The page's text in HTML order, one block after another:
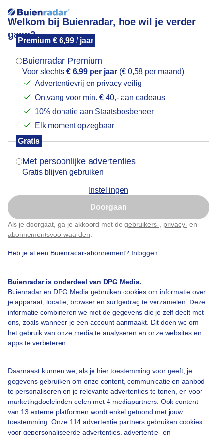
Welkom bij Buienradar, hoe wil je verder
gaan?
Premium € 6,99 / jaar
Buienradar Premium
Voor slechts € 6,99 per jaar (€ 0,58 per maand)
Advertentievrij en privacy veilig
Ontvang voor min. € 40,- aan cadeaus
10% donatie aan Staatsbosbeheer
Elk moment opzegbaar
Gratis
Met persoonlijke advertenties
Gratis blijven gebruiken
Instellingen
Doorgaan
Als je doorgaat, ga je akkoord met de gebruikers- privacy- en
abonnementsvoorwaarden
Heb je al een Buienradar-abonnement? Inloggen
Buienradar is onderdeel van DPG Media.
Buienradar en DPG Media gebruiken cookies om informatie over
je apparaat, locatie, browser en surfgedrag te verzamelen. Deze
informatie combineren we met de gegevens die je zelf deelt met
ons, zoals wanneer je een account aanmaakt. Dit doen we om
het gebruik van onze media te analyseren en onze websites en
apps te verbeteren.
Daarnaast kunnen we, als je hier toestemming voor geeft, je
gegevens gebruiken om onze content, communicatie en aanbod
te personaliseren en je relevante advertenties te tonen, en voor
marketingdoeleinden delen met 4 mediapartners. Ook content
van 13 externe platformen wordt enkel getoond met jouw
toestemming. Onze 114 advertentie partners gebruiken cookies
voor gepersonaliseerde advertenties, advertentie- en
ijzige
Een moment geduld aub...
Populaire categorieën
Lente
Zomer
Over Buienradar
Bedrijfsgegevens
Veelgestelde vragen
Contact
Toegankelijkheid
Buienradar Team
Privacy beleid
Cookie beleid
Privacy instellingen
Mogen we je locatie gebruiken voor het
Indien je hier nog geen akkoord op hebt gegeven,
verschijnt er zo een pop-up uit je browser waarin
Is goed, toon de popup
Nu niet, misschien later
Klik hierom dit aan te passen